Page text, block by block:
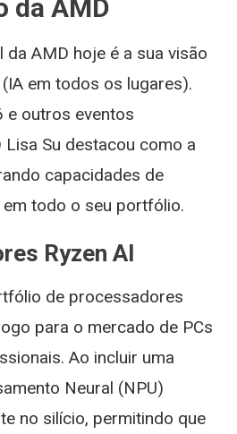
da AMD
da AMD hoje é a sua visão
(IA em todos os lugares).
e outros eventos
Lisa Su destacou como a
capacidades de
todo o seu portfólio.
Ryzen AI
de processadores
para o mercado de PCs
Ao incluir uma
Neural (NPU)
no silício, permitindo que